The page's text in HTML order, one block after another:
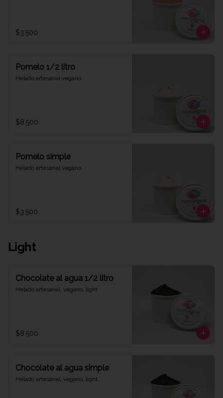
$3.500
Pomelo 1/2 litro
Helado artesanal vegano
$8.500
Pomelo simple
Helado artesanal vegano
$3.500
Light
Chocolate al agua 1/2 litro
Helado artesanal, vegano, light
$8.500
Chocolate al agua simple
Helado artesanal, vegano, light